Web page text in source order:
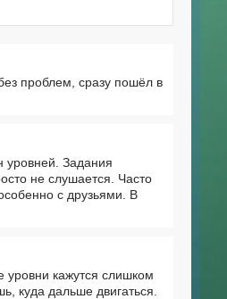
проблем, сразу пошёл в
уровней. Задания
не слушается. Часто
с друзьями. В
уровни кажутся слишком
куда дальше двигаться.